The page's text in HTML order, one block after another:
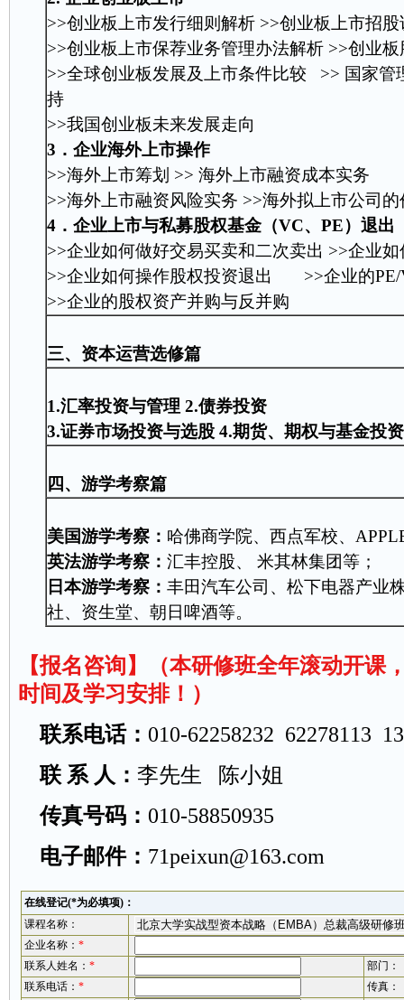
>>创业板上市发行细则解析 >>创业板上市招
>>创业板上市保荐业务管理办法解析 >>创业
>>全球创业板发展及上市条件比较 >> 国家管
持
>>我国创业板未来发展走向
3．企业海外上市操作
>>海外上市筹划 >> 海外上市融资成本实务
>>海外上市融资风险实务 >>海外拟上市公司
4．企业上市与私募股权基金（VC、PE）退出
>>企业如何做好交易买卖和二次卖出 >>企业
>>企业如何操作股权投资退出 >>企业的PE/
>>企业的股权资产并购与反并购
三、资本运营选修篇
1.汇率投资与管理 2.债券投资
3.证券市场投资与选股 4.期货、期权与基金投资
四、游学考察篇
美国游学考察： 哈佛商学院、西点军校、
英法游学考察： 汇丰控股、 米其林集团等；
日本游学考察： 丰田汽车公司、松下电器产业
社、资生堂、朝日啤酒等。
【报名咨询】（本研修班全年滚动开课
时间及学习安排！）
联系电话： 010-62258232 62278113
联 系 人： 李先生 陈小姐
传真号码： 010-58850935
电子邮件： 71peixun@163.com
在线登记(*为必填项)：
课程名称：
企业名称： *
联系人姓名： *
部门：
联系电话： *
传真：